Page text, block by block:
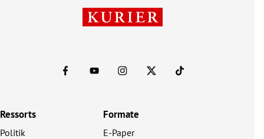
Ressorts
Politik
Formate
E-Paper